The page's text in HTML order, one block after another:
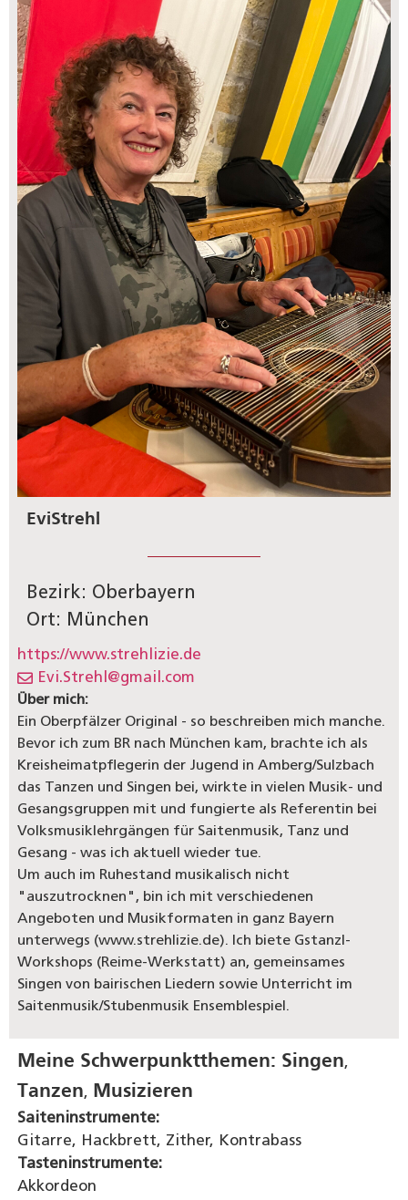
EviStrehl
Bezirk: Oberbayern
Ort: München
https://www.strehlizie.de
Evi.Strehl@gmail.com
Über mich:
Ein Oberpfälzer Original - so beschreiben mich manche.
Bevor ich zum BR nach München kam, brachte ich als
Kreisheimatpflegerin der Jugend in Amberg/Sulzbach
das Tanzen und Singen bei, wirkte in vielen Musik- und
Gesangsgruppen mit und fungierte als Referentin bei
Volksmusiklehrgängen für Saitenmusik, Tanz und
Gesang - was ich aktuell wieder tue.
Um auch im Ruhestand musikalisch nicht
"auszutrocknen", bin ich mit verschiedenen
Angeboten und Musikformaten in ganz Bayern
unterwegs (www.strehlizie.de). Ich biete Gstanzl-
Workshops (Reime-Werkstatt) an, gemeinsames
Singen von bairischen Liedern sowie Unterricht im
Saitenmusik/Stubenmusik Ensemblespiel.
Meine Schwerpunktthemen: Singen,
Tanzen, Musizieren
Saiteninstrumente:
Gitarre, Hackbrett, Zither, Kontrabass
Tasteninstrumente:
Akkordeon